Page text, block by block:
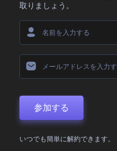
取りましょう。
参加する
いつでも簡単に解約できます。